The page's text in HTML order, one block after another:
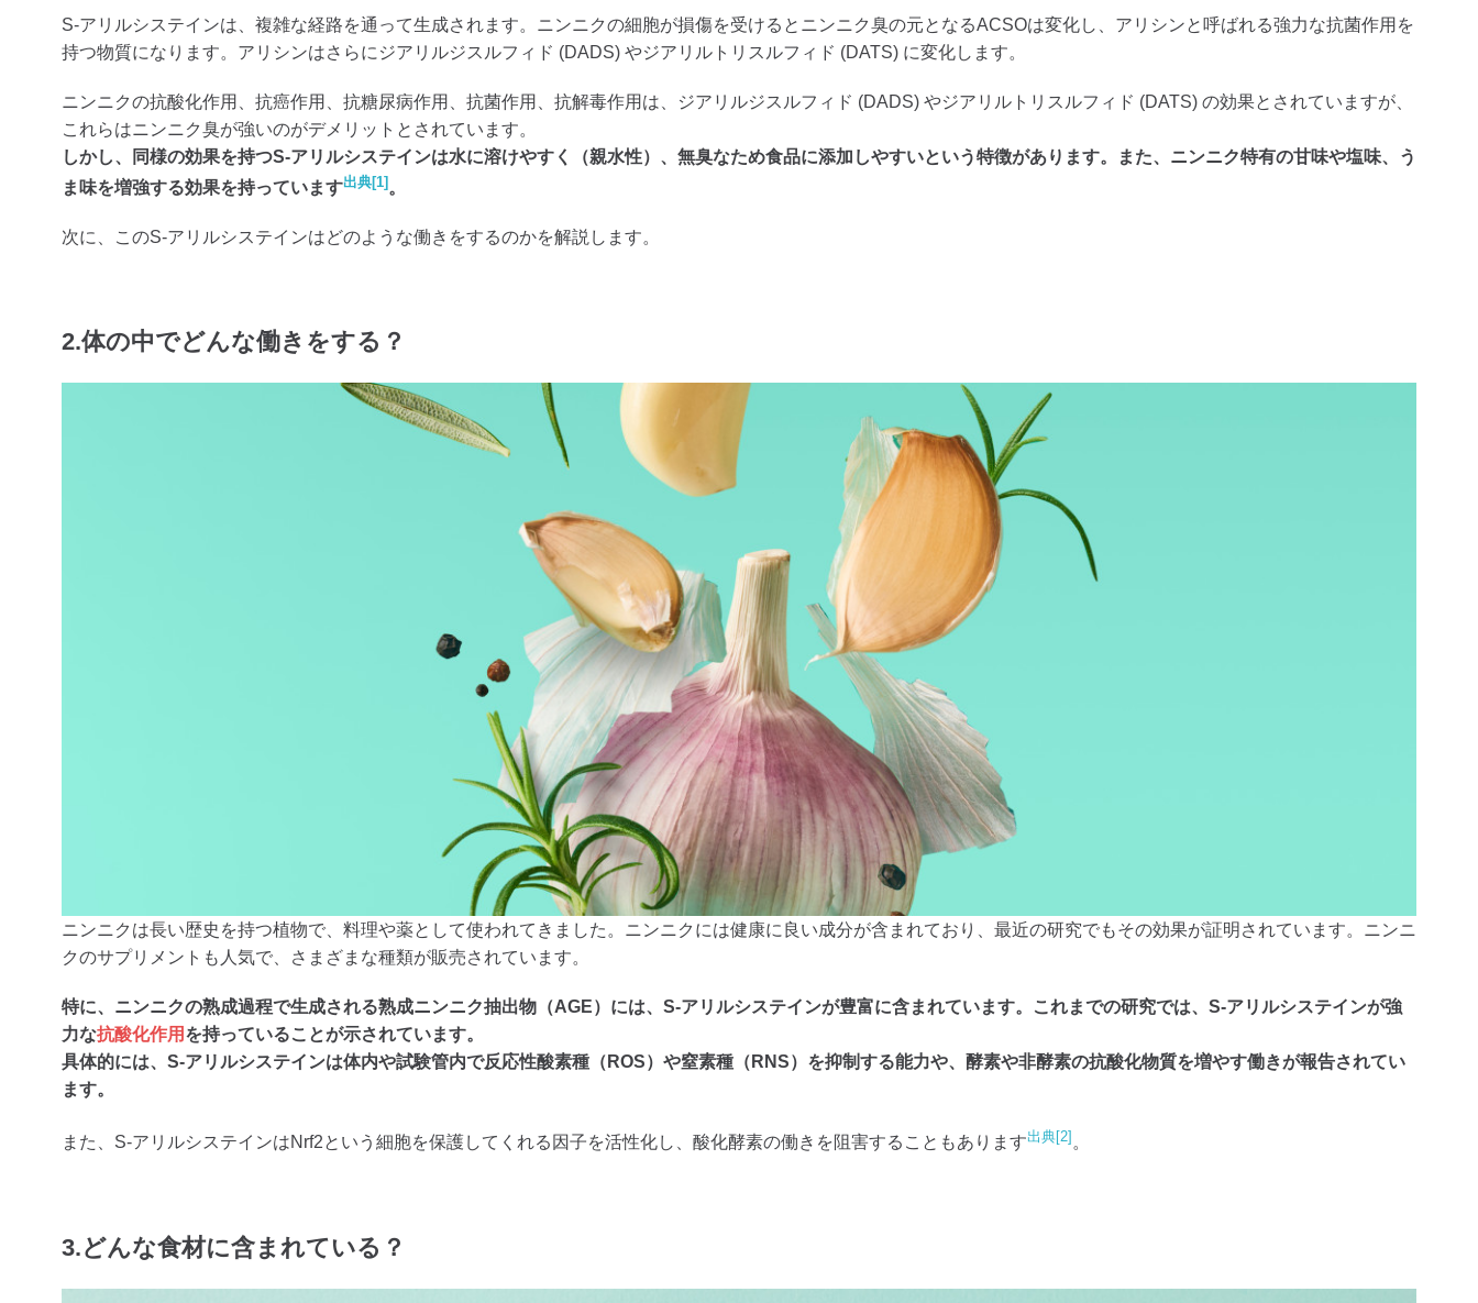
S-アリルシステインは、複雑な経路を通って生成されます。ニンニクの細胞が損傷を受けるとニンニク臭の元となるACSOは変化し、アリシンと呼ばれる強力な抗菌作用を
持つ物質になります。アリシンはさらにジアリルジスルフィド (DADS) やジアリルトリスルフィド (DATS) に変化します。
ニンニクの抗酸化作用、抗癌作用、抗糖尿病作用、抗菌作用、抗解毒作用は、ジアリルジスルフィド (DADS) やジアリルトリスルフィド (DATS) の効果とされていますが、
これらはニンニク臭が強いのがデメリットとされています。
しかし、同様の効果を持つS-アリルシステインは水に溶けやすく（親水性）、無臭なため食品に添加しやすいという特徴があります。また、ニンニク特有の甘味や塩味、う
ま味を増強する効果を持っています出典[1] 。
次に、このS-アリルシステインはどのような働きをするのかを解説します。
2.体の中でどんな働きをする？
ニンニクは長い歴史を持つ植物で、料理や薬として使われてきました。ニンニクには健康に良い成分が含まれており、最近の研究でもその効果が証明されています。ニンニ
クのサプリメントも人気で、さまざまな種類が販売されています。
特に、ニンニクの熟成過程で生成される熟成ニンニク抽出物（AGE）には、S-アリルシステインが豊富に含まれています。これまでの研究では、S-アリルシステインが強
力な抗酸化作用 を持っていることが示されています。
具体的には、S-アリルシステインは体内や試験管内で反応性酸素種（ROS）や窒素種（RNS）を抑制する能力や、酵素や非酵素の抗酸化物質を増やす働きが報告されてい
ます。
また、S-アリルシステインはNrf2という細胞を保護してくれる因子を活性化し、酸化酵素の働きを阻害することもあります出典[2] 。
3.どんな食材に含まれている？